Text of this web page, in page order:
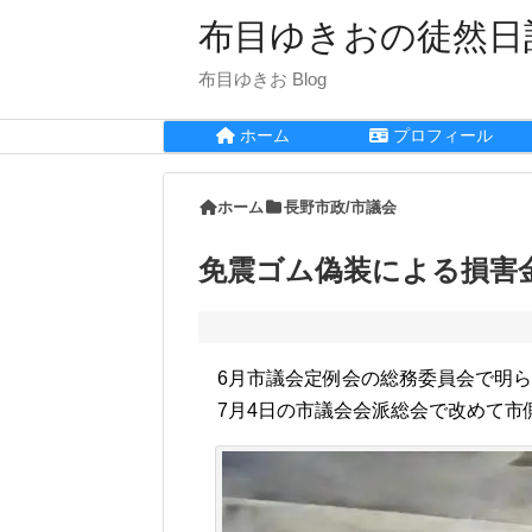
布目ゆきおの徒然日
布目ゆきお Blog
ホーム プロフィール
ホーム 長野市政/市議会
免震ゴム偽装による損
6月市議会定例会の総務委員会で明
7月4日の市議会会派総会で改めて市